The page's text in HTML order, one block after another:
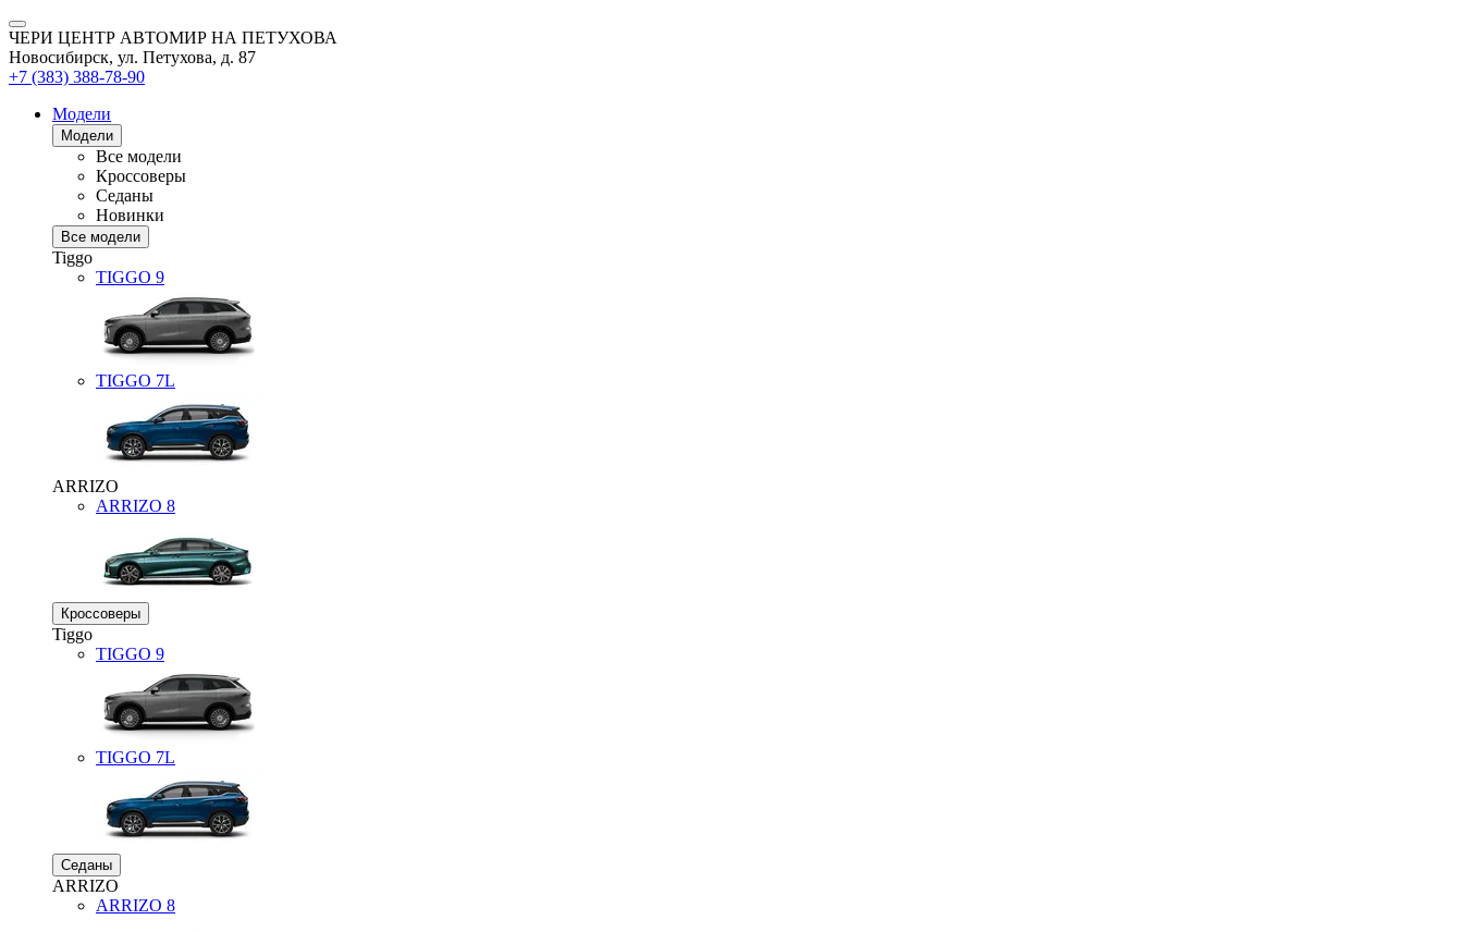
ЧЕРИ ЦЕНТР АВТОМИР НА ПЕТУХОВА
Новосибирск, ул. Петухова, д. 87
+7 (383) 388-78-90
Модели
Модели
Все модели
Кроссоверы
Седаны
Новинки
Все модели
Tiggo
TIGGO 9
TIGGO 7L
ARRIZO
ARRIZO 8
Кроссоверы
Tiggo
TIGGO 9
TIGGO 7L
Седаны
ARRIZO
ARRIZO 8